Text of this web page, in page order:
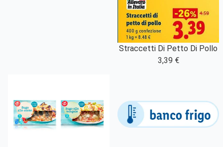
Straccetti Di Petto Di Pollo
3,39 €